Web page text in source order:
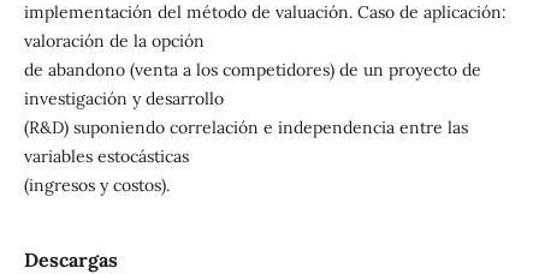
implementación del método de valuación. Caso de aplicación:
valoración de la opción
de abandono (venta a los competidores) de un proyecto de
investigación y desarrollo
(R&D) suponiendo correlación e independencia entre las
variables estocásticas
(ingresos y costos).
Descargas